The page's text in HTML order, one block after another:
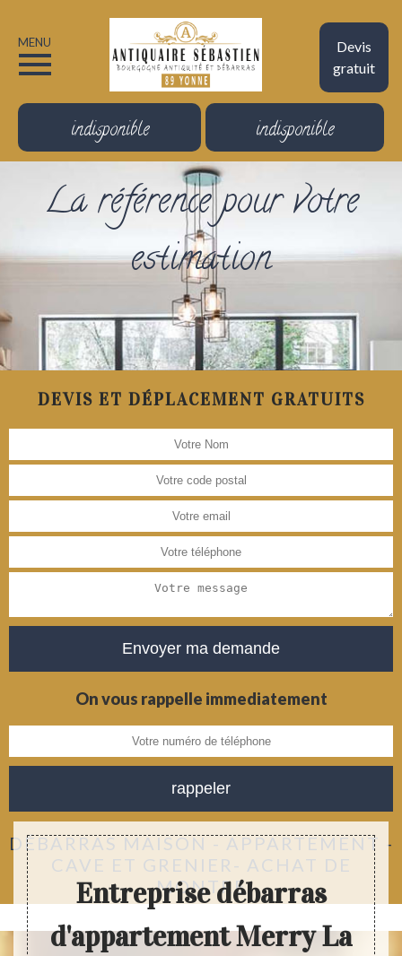
Devis
gratuit
MENU
indisponible indisponible
La référence pour votre
estimation
DEVIS ET DÉPLACEMENT GRATUITS
On vous rappelle immediatement
DÉBARRAS MAISON - APPARTEMENT -
CAVE ET GRENIER- ACHAT DE
MONTRE
Entreprise débarras
d'appartement Merry La